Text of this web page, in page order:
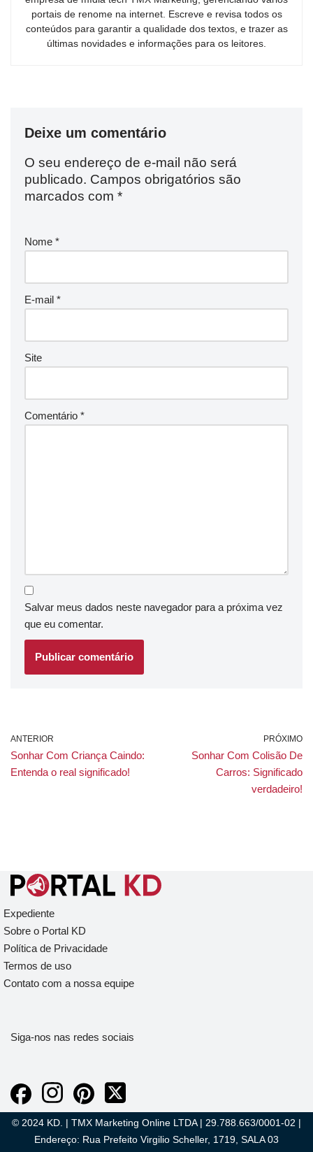
portais de renome na internet. Escreve e revisa todos os
conteúdos para garantir a qualidade dos textos, e trazer as
últimas novidades e informações para os leitores.
Deixe um comentário
O seu endereço de e-mail não será
publicado. Campos obrigatórios são
marcados com *
Nome *
E-mail *
Site
Comentário *
Salvar meus dados neste navegador para a próxima vez
que eu comentar.
ANTERIOR
Sonhar Com Criança Caindo:
Entenda o real significado!
PRÓXIMO
Sonhar Com Colisão De
Carros: Significado
verdadeiro!
Expediente
Sobre o Portal KD
Política de Privacidade
Termos de uso
Contato com a nossa equipe
Siga-nos nas redes sociais
© 2024 KD. | TMX Marketing Online LTDA | 29.788.663/0001-02 |
Endereço: Rua Prefeito Virgilio Scheller, 1719, SALA 03